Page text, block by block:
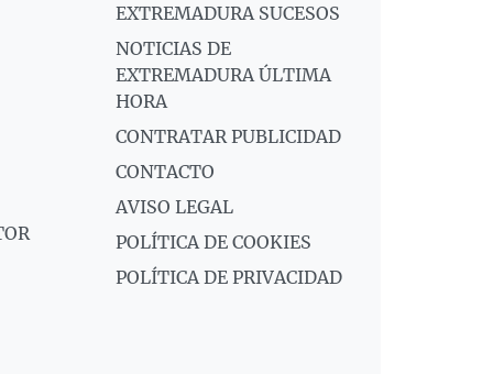
EXTREMADURA SUCESOS
NOTICIAS DE
EXTREMADURA ÚLTIMA
HORA
CONTRATAR PUBLICIDAD
CONTACTO
AVISO LEGAL
POLÍTICA DE COOKIES
POLÍTICA DE PRIVACIDAD